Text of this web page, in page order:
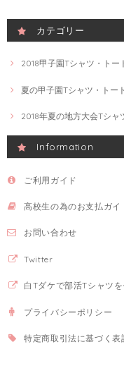
カテゴリー
2018甲子園Tシャツ・トー
夏の甲子園Tシャツ・トート
2018年夏の地方大会Tシャ
Information
ご利用ガイド
高校生の為のお支払ガイ
お問い合わせ
Twitter
白Tダケで部活Tシャツを
プライバシーポリシー
特定商取引法に基づく表